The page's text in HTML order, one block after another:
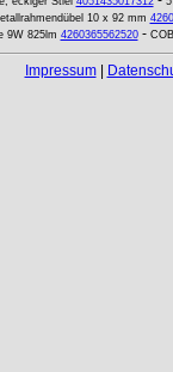
10 x 92 mm
9W 825lm 4260365562520-
Impressum|